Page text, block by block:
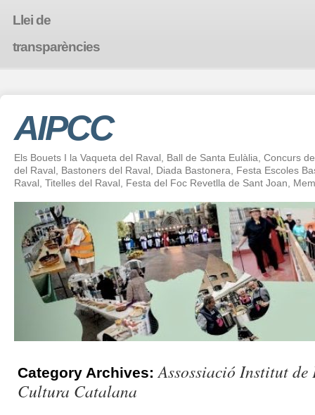
Llei de
transparències
AIPCC
Els Bouets I la Vaqueta del Raval, Ball de Santa Eulàlia, Concurs
del Raval, Bastoners del Raval, Diada Bastonera, Festa Escoles
Raval, Titelles del Raval, Festa del Foc Revetlla de Sant Joan,
Category Archives: Assossiació Institut de
Cultura Catalana